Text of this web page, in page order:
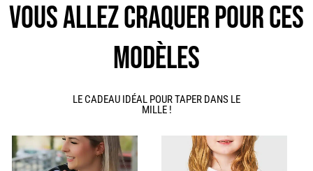
VOUS ALLEZ CRAQUER POUR CES
MODÈLES
LE CADEAU IDÉAL POUR TAPER DANS LE
MILLE !
Ce
produit
produit